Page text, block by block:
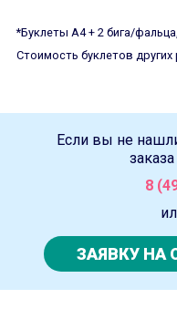
*Буклеты А4 + 2 бига/
Стоимость буклетов
Если вы не
8
ЗАЯВКУ НА